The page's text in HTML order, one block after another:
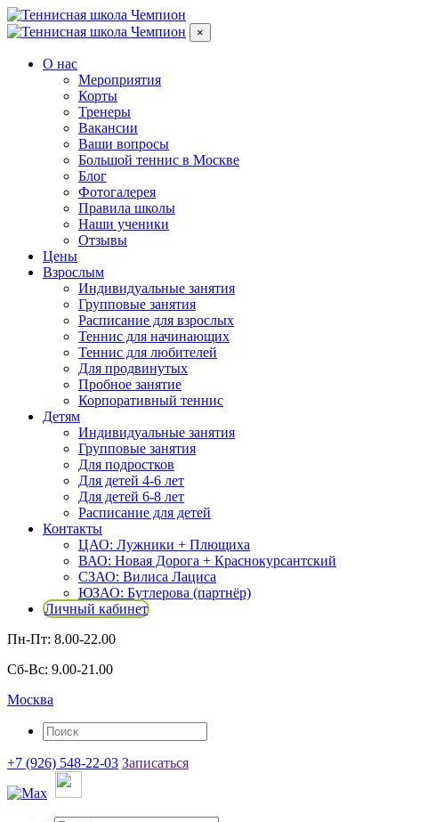
×
О нас
Мероприятия
Корты
Тренеры
Вакансии
Ваши вопросы
Большой теннис в Москве
Блог
Фотогалерея
Правила школы
Наши ученики
Отзывы
Цены
Взрослым
Индивидуальные занятия
Групповые занятия
Расписание для взрослых
Теннис для начинающих
Теннис для любителей
Для продвинутых
Пробное занятие
Корпоративный теннис
Детям
Индивидуальные занятия
Групповые занятия
Для подростков
Для детей 4-6 лет
Для детей 6-8 лет
Расписание для детей
Контакты
ЦАО: Лужники + Плющиха
ВАО: Новая Дорога + Краснокурсантский
СЗАО: Вилиса Лациса
ЮЗАО: Бутлерова (партнёр)
Личный кабинет
Пн-Пт: 8.00-22.00
Сб-Вс: 9.00-21.00
Москва
+7 (926) 548-22-03 Записаться